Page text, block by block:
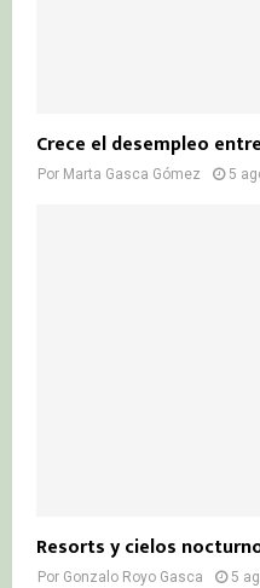
Crece el desempleo
Por Marta Gasca Gómez 5
Resorts y cielos
Por Gonzalo Royo Gasca 5